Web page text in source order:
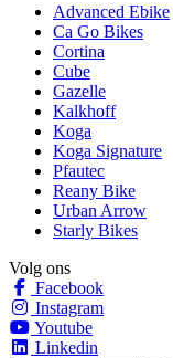
Advanced Ebike
Ca Go Bikes
Cortina
Cube
Gazelle
Kalkhoff
Koga
Koga Signature
Pfautec
Reany Bike
Urban Arrow
Starly Bikes
Volg ons
Facebook
Instagram
Youtube
Linkedin